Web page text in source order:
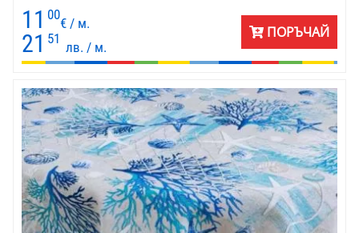
Комбинирайте с бяло и различни сини нюанси, светло и
тъмносиво, тъмно кафяво. Цветовете са прекрасно съчетани
с фигурите на щампата. Съчетава се както с класическо
обзавеждане от масив, така и със супермодерни мебели.
11 00
€ / м.
21 51
лв. / м.
ПОРЪЧАЙ